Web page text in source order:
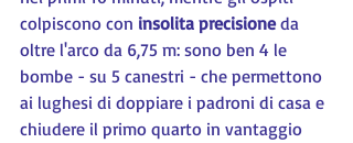
colpiscono con insolita precisione da
oltre l'arco da 6,75 m: sono ben 4 le
bombe - su 5 canestri - che permettono
ai lughesi di doppiare i padroni di casa e
chiudere il primo quarto in vantaggio